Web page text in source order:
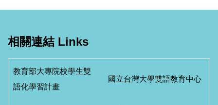
相關連結 Links
教育部大專院校學生雙
語化學習計畫
國立台灣大學雙語教育中心